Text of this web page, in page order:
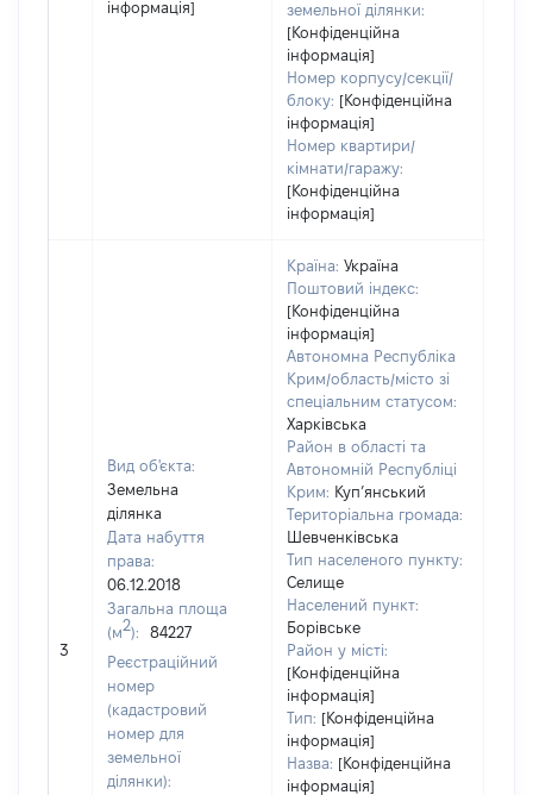
інформація]
земельної ділянки:
[Конфіденційна
інформація]
Номер корпусу/секції/
блоку: [Конфіденційна
інформація]
Номер квартири/
кімнати/гаражу:
[Конфіденційна
інформація]
3
Вид об'єкта:
Земельна
ділянка
Дата набуття
права:
06.12.2018
Загальна площа
(м2):
84227
Реєстраційний
номер
(кадастровий
номер для
земельної
ділянки):
Країна: Україна
Поштовий індекс:
[Конфіденційна
інформація]
Автономна Республіка
Крим/область/місто зі
спеціальним статусом:
Харківська
Район в області та
Автономній Республіці
Крим: Куп’янський
Територіальна громада:
Шевченківська
Тип населеного пункту:
Селище
Населений пункт:
Борівське
Район у місті:
[Конфіденційна
інформація]
Тип: [Конфіденційна
інформація]
Назва: [Конфіденційна
інформація]